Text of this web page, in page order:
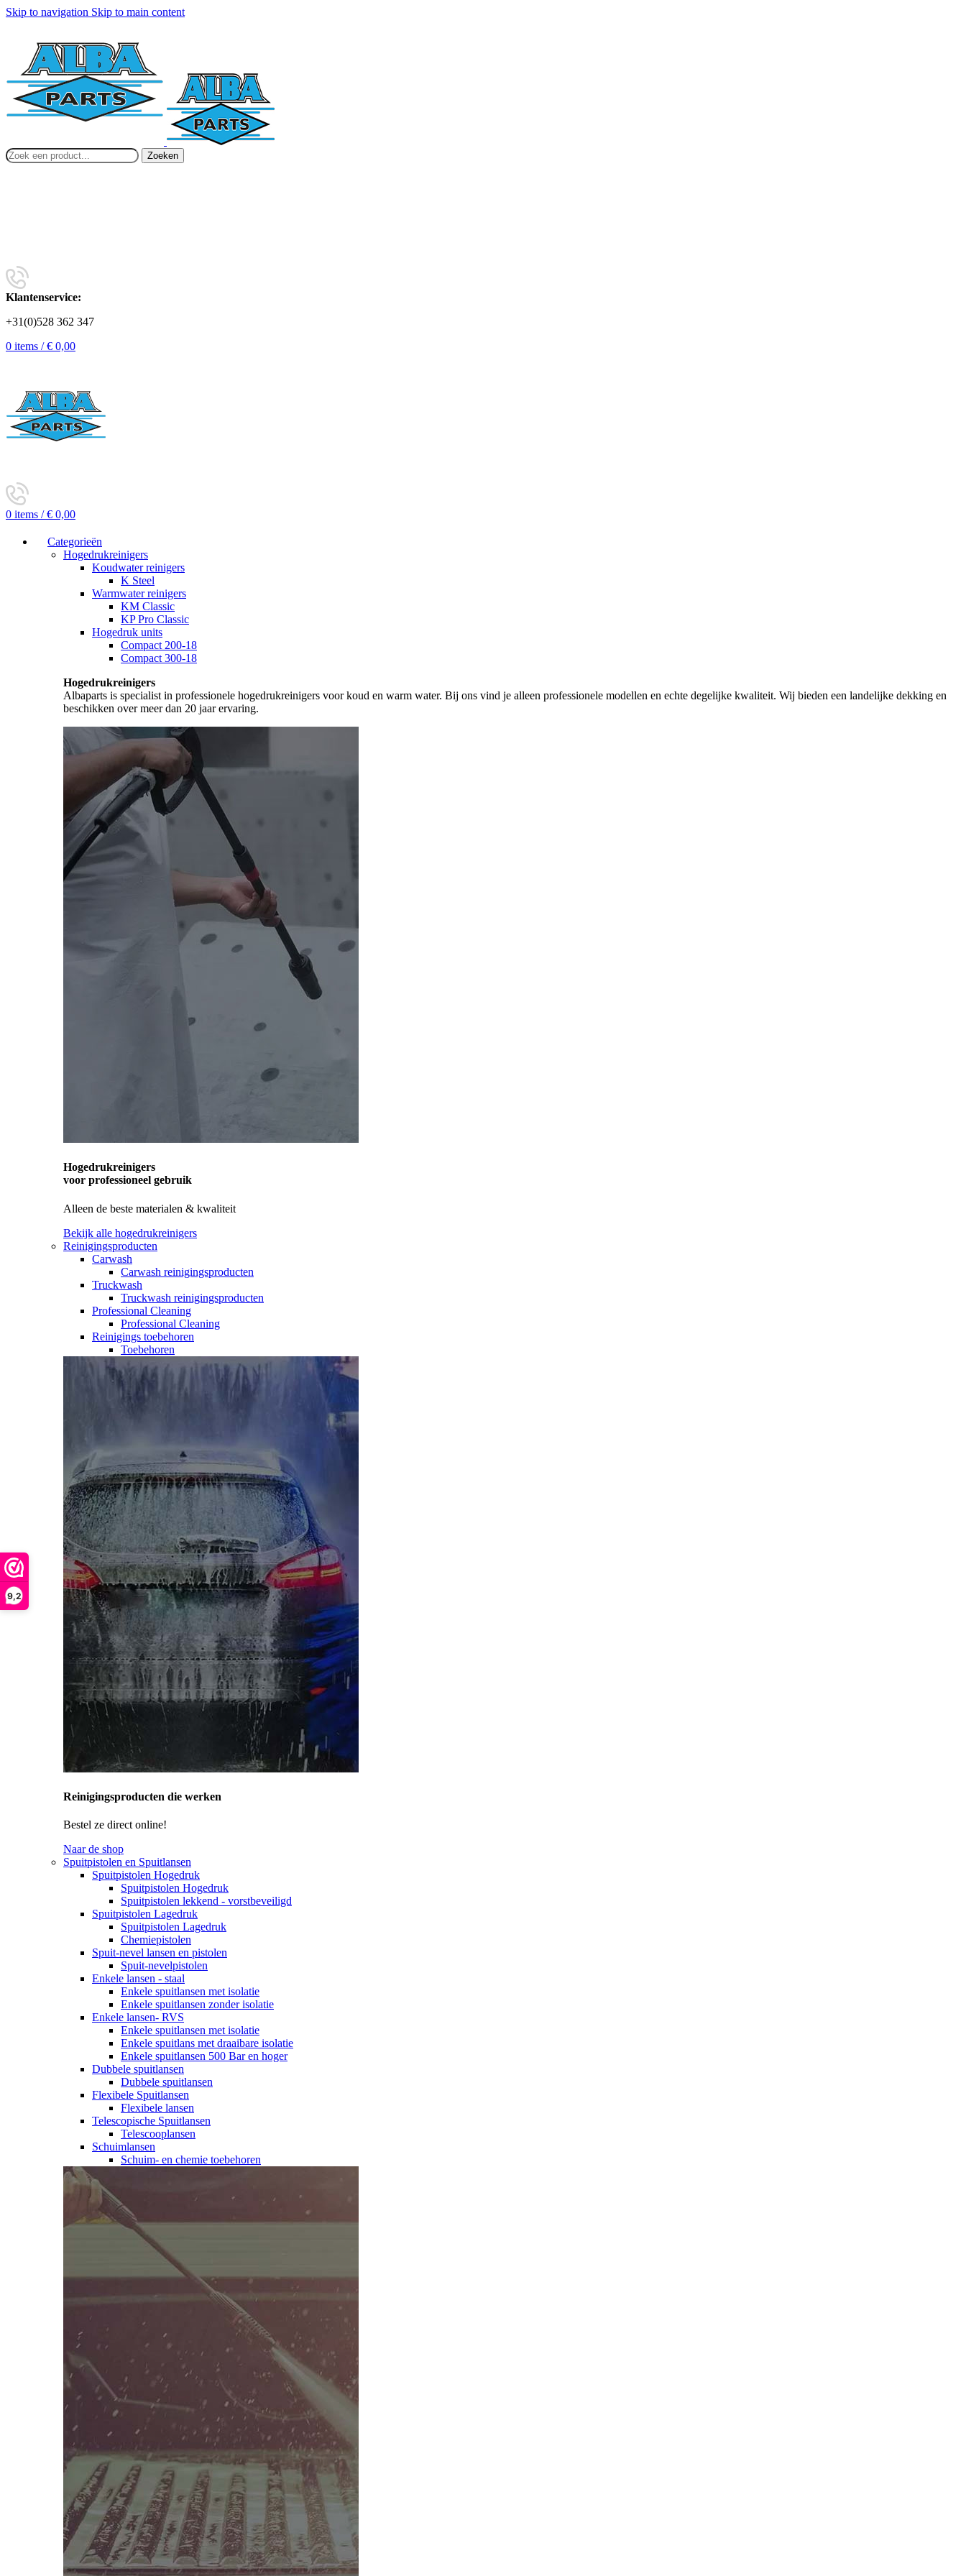
9,2
Skip to navigation Skip to main content
Zoeken
Klantenservice:
+31(0)528 362 347
0 items / € 0,00
0 items / € 0,00
Categorieën
Hogedrukreinigers
Koudwater reinigers
K Steel
Warmwater reinigers
KM Classic
KP Pro Classic
Hogedruk units
Compact 200-18
Compact 300-18
Hogedrukreinigers
Albaparts is specialist in professionele hogedrukreinigers voor koud en warm water. Bij ons vind je alleen professionele modellen en echte degelijke kwaliteit. Wij bieden een landelijke dekking en
beschikken over meer dan 20 jaar ervaring.
Hogedrukreinigers
voor professioneel gebruik
Alleen de beste materialen & kwaliteit
Bekijk alle hogedrukreinigers
Reinigingsproducten
Carwash
Carwash reinigingsproducten
Truckwash
Truckwash reinigingsproducten
Professional Cleaning
Professional Cleaning
Reinigings toebehoren
Toebehoren
Reinigingsproducten die werken
Bestel ze direct online!
Naar de shop
Spuitpistolen en Spuitlansen
Spuitpistolen Hogedruk
Spuitpistolen Hogedruk
Spuitpistolen lekkend - vorstbeveiligd
Spuitpistolen Lagedruk
Spuitpistolen Lagedruk
Chemiepistolen
Spuit-nevel lansen en pistolen
Spuit-nevelpistolen
Enkele lansen - staal
Enkele spuitlansen met isolatie
Enkele spuitlansen zonder isolatie
Enkele lansen- RVS
Enkele spuitlansen met isolatie
Enkele spuitlans met draaibare isolatie
Enkele spuitlansen 500 Bar en hoger
Dubbele spuitlansen
Dubbele spuitlansen
Flexibele Spuitlansen
Flexibele lansen
Telescopische Spuitlansen
Telescooplansen
Schuimlansen
Schuim- en chemie toebehoren